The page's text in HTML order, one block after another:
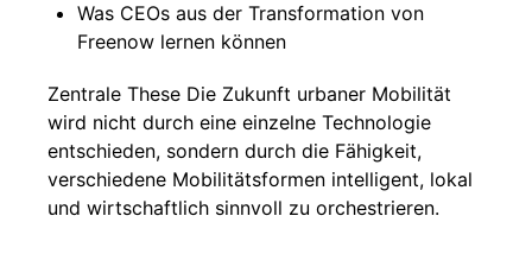
Was CEOs aus der Transformation von
Freenow lernen können
Zentrale These Die Zukunft urbaner Mobilität
wird nicht durch eine einzelne Technologie
entschieden, sondern durch die Fähigkeit,
verschiedene Mobilitätsformen intelligent, lokal
und wirtschaftlich sinnvoll zu orchestrieren.